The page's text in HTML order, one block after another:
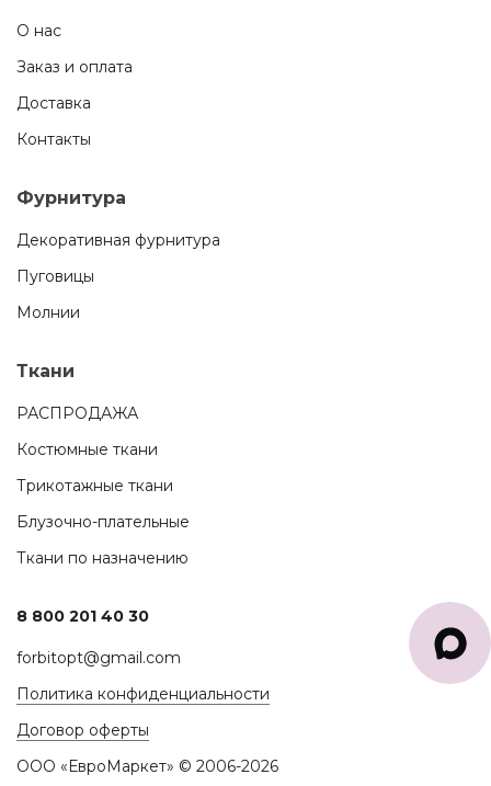
О нас
Заказ и оплата
Доставка
Контакты
Фурнитура
Декоративная фурнитура
Пуговицы
Молнии
Ткани
РАСПРОДАЖА
Костюмные ткани
Трикотажные ткани
Блузочно-плательные
Ткани по назначению
8 800 201 40 30
forbitopt@gmail.com
Политика конфиденциальности
Договор оферты
ООО «ЕвроМаркет» © 2006-2026